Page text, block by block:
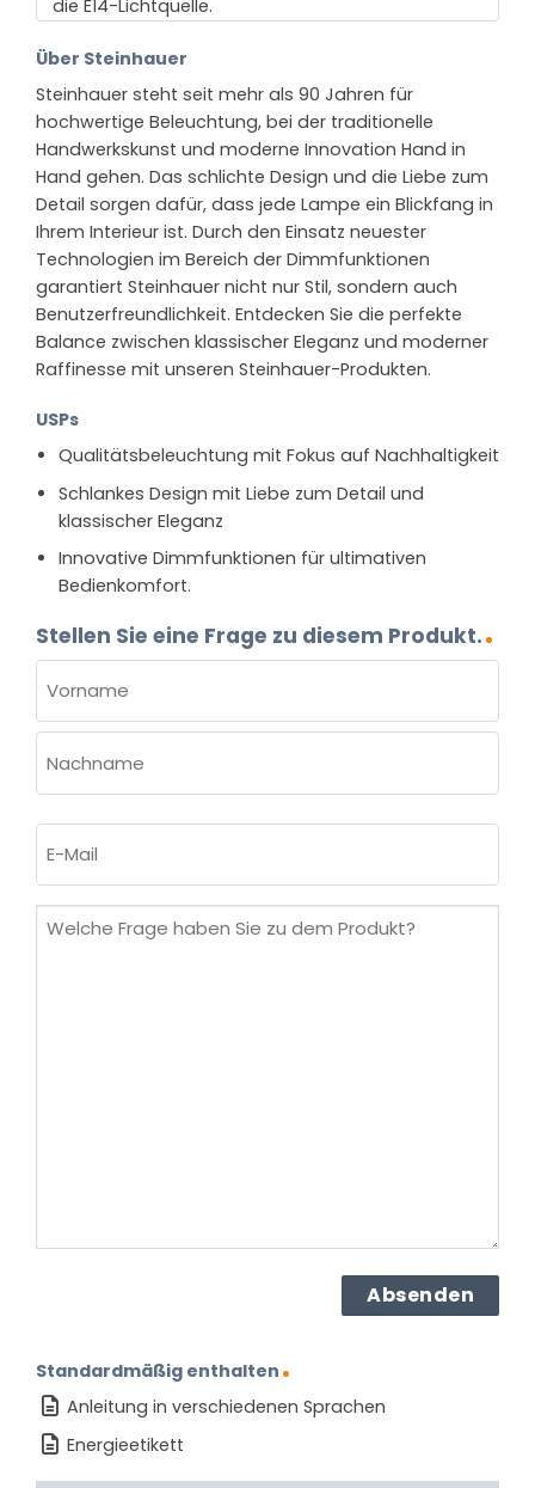
die E14-Lichtquelle.
Über Steinhauer
Steinhauer steht seit mehr als 90 Jahren für
hochwertige Beleuchtung, bei der traditionelle
Handwerkskunst und moderne Innovation Hand in
Hand gehen. Das schlichte Design und die Liebe zum
Detail sorgen dafür, dass jede Lampe ein Blickfang in
Ihrem Interieur ist. Durch den Einsatz neuester
Technologien im Bereich der Dimmfunktionen
garantiert Steinhauer nicht nur Stil, sondern auch
Benutzerfreundlichkeit. Entdecken Sie die perfekte
Balance zwischen klassischer Eleganz und moderner
Raffinesse mit unseren Steinhauer-Produkten.
USPs
Qualitätsbeleuchtung mit Fokus auf Nachhaltigkeit
Schlankes Design mit Liebe zum Detail und
klassischer Eleganz
Innovative Dimmfunktionen für ultimativen
Bedienkomfort.
Stellen Sie eine Frage zu diesem Produkt.
(ERFORDERLICH)
Vorname
Mail
Welche
Standardmäßig enthalten
Anleitung in verschiedenen Sprachen
Energieetikett